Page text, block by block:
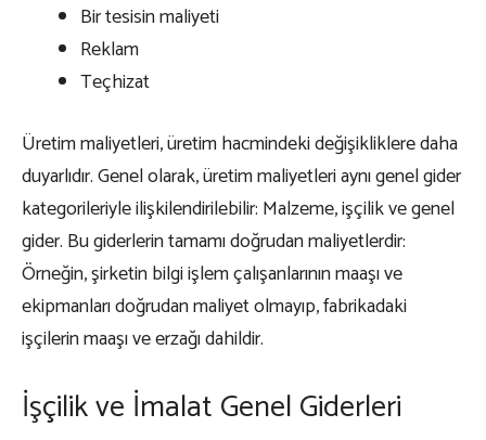
Bir tesisin maliyeti
Reklam
Teçhizat
Üretim maliyetleri, üretim hacmindeki değişikliklere daha
duyarlıdır. Genel olarak, üretim maliyetleri aynı genel gider
kategorileriyle ilişkilendirilebilir: Malzeme, işçilik ve genel
gider. Bu giderlerin tamamı doğrudan maliyetlerdir:
Örneğin, şirketin bilgi işlem çalışanlarının maaşı ve
ekipmanları doğrudan maliyet olmayıp, fabrikadaki
işçilerin maaşı ve erzağı dahildir.
İşçilik ve İmalat Genel Giderleri